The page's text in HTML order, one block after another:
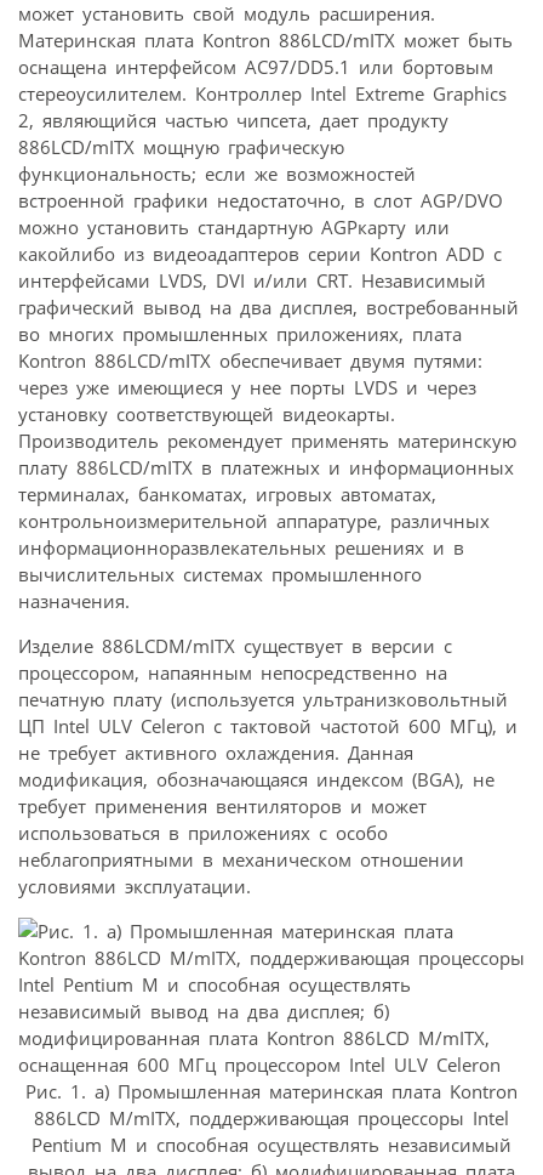
может установить свой модуль расширения.
Материнская плата Kontron 886LCD/mITX может быть
оснащена интерфейсом AC97/DD5.1 или бортовым
стереоусилителем. Контроллер Intel Extreme Graphics
2, являющийся частью чипсета, дает продукту
886LCD/mITX мощную графическую
функциональность; если же возможностей
встроенной графики недостаточно, в слот AGP/DVO
можно установить стандартную AGPкарту или
какойлибо из видеоадаптеров серии Kontron ADD с
интерфейсами LVDS, DVI и/или CRT. Независимый
графический вывод на два дисплея, востребованный
во многих промышленных приложениях, плата
Kontron 886LCD/mITX обеспечивает двумя путями:
через уже имеющиеся у нее порты LVDS и через
установку соответствующей видеокарты.
Производитель рекомендует применять материнскую
плату 886LCD/mITX в платежных и информационных
терминалах, банкоматах, игровых автоматах,
контрольноизмерительной аппаратуре, различных
информационноразвлекательных решениях и в
вычислительных системах промышленного
назначения.
Изделие 886LCDM/mITX существует в версии с
процессором, напаянным непосредственно на
печатную плату (используется ультранизковольтный
ЦП Intel ULV Celeron с тактовой частотой 600 МГц), и
не требует активного охлаждения. Данная
модификация, обозначающаяся индексом (BGA), не
требует применения вентиляторов и может
использоваться в приложениях с особо
неблагоприятными в механическом отношении
условиями эксплуатации.
Рис. 1. а) Промышленная материнская плата Kontron
886LCD M/mITX, поддерживающая процессоры Intel
Pentium M и способная осуществлять независимый